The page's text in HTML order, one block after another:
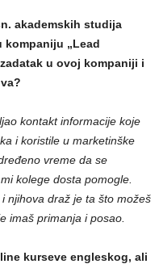
akademskih studija
kompaniju „Lead
u ovoj kompaniji i
kontakt informacije koje
i koristile u marketinške
vreme da se
kolege dosta pomogle.
njihova draž je ta što možeš
imaš primanja i posao.
kurseve engleskog, ali